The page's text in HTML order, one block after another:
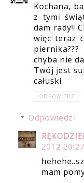
Kochana,
z tymi
dam rady!!
więc teraz
piernika???
chyba nie
Twój jest
całuski
ODPOWIEDZ
Odpowiedzi
2012 20:27
mam